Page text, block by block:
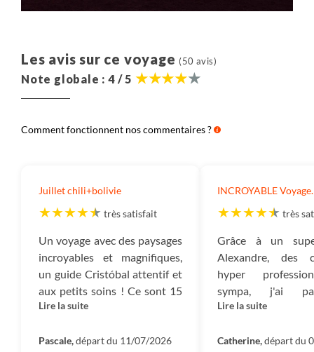
Les avis sur ce voyage (50 avis)
Note globale : 4 / 5
Comment fonctionnent nos commentaires ?
Juillet chili+bolivie
très satisfait
Un voyage avec des paysages
incroyables et magnifiques,
un guide Cristóbal attentif et
aux petits soins ! Ce sont 15
jours inoubliables ( j’en rêve
fait froid en altitude !
Lire la suite
Pascale,départ du 11/07/2026
INCROYABLE Voyage.
très
Grâce à un
Alexandre, des
hyper
sympa, j'ai
merveilleux
incroyables !
Lire la suite
Catherine,départ du